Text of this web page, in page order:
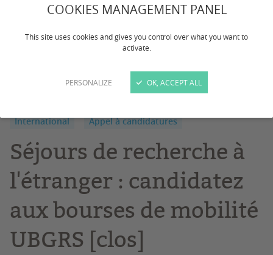
COOKIES MANAGEMENT PANEL
This site uses cookies and gives you control over what you want to
activate.
PERSONALIZE OK, ACCEPT ALL
International Appel à candidatures
Séjours de recherche à
l'étranger : candidatez
aux bourses de mobilité
UBGRS [clos]